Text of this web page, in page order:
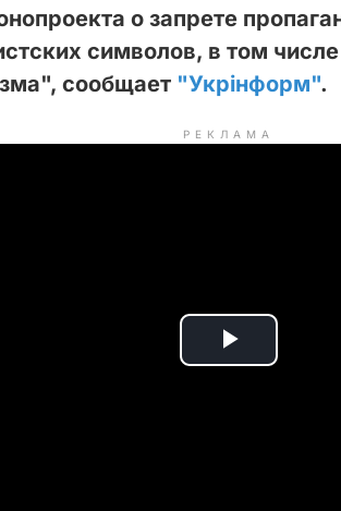
о запрете
символов, в том
сообщает "Укрінформ".
РЕКЛАМА
P